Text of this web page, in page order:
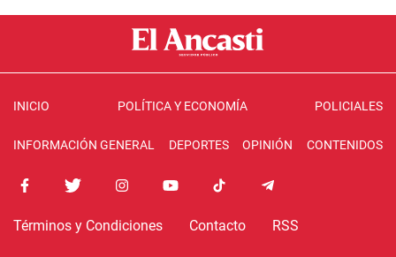
INICIO POLÍTICA Y ECONOMÍA POLICIALES
INFORMACIÓN GENERAL DEPORTES OPINIÓN CONTENIDOS
Términos y Condiciones Contacto RSS